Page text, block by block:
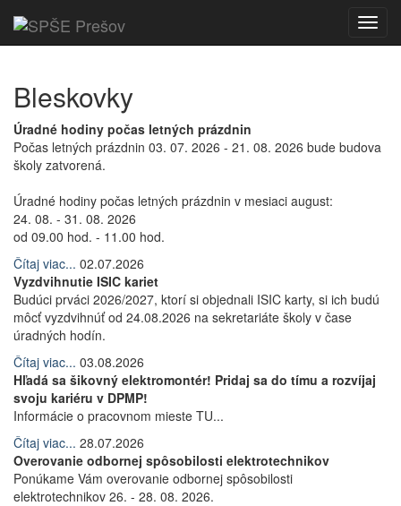
Bleskovky
Úradné hodiny počas letných prázdnin
Počas letných prázdnin 03. 07. 2026 - 21. 08. 2026 bude budova
školy zatvorená.
Úradné hodiny počas letných prázdnin v mesiaci august:
24. 08. - 31. 08. 2026
od 09.00 hod. - 11.00 hod.
Čítaj viac... 02.07.2026
Vyzdvihnutie ISIC kariet
Budúci prváci 2026/2027, ktorí si objednali ISIC karty, si ich budú
môcť vyzdvihnúť od 24.08.2026 na sekretariáte školy v čase
úradných hodín.
Čítaj viac... 03.08.2026
Hľadá sa šikovný elektromontér! Pridaj sa do tímu a rozvíjaj
svoju kariéru v DPMP!
Informácie o pracovnom mieste TU...
Čítaj viac... 28.07.2026
Overovanie odbornej spôsobilosti elektrotechnikov
Ponúkame Vám overovanie odbornej spôsobilosti
elektrotechnikov 26. - 28. 08. 2026.